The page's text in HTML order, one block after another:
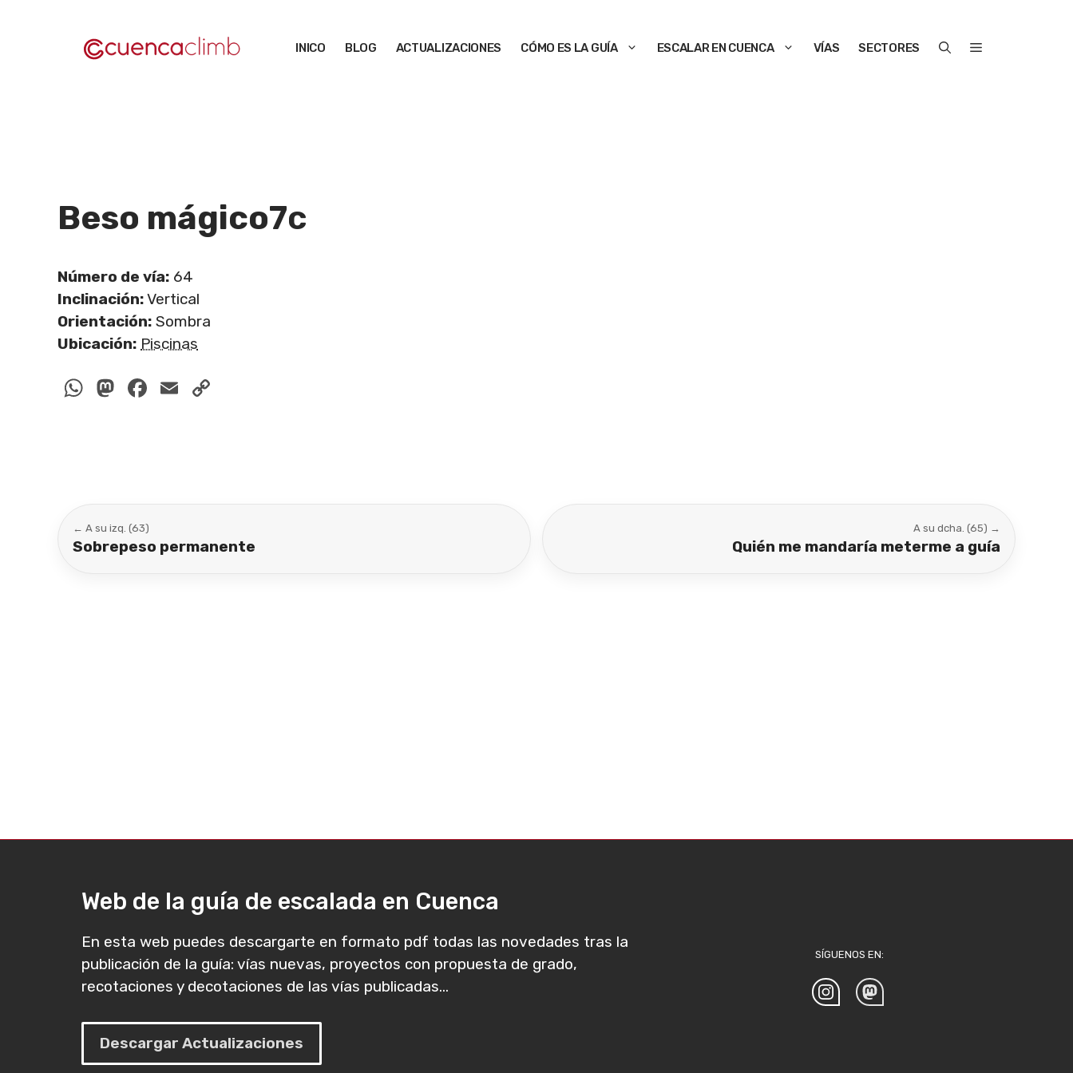
INICO BLOG ACTUALIZACIONES CÓMO ES LA GUÍA ESCALAR EN CUENCA VÍAS SECTORES
Beso mágico7c
Número de vía: 64
Inclinación:Vertical
Orientación: Sombra
Ubicación: Piscinas
WhatsApp
Mastodon
Facebook
Email
← A su izq. (63)
Sobrepeso permanente
A su dcha. (65) →
Quién me mandaría meterme a guía
Web de la guía de escalada en Cuenca
En esta web puedes descargarte en formato pdf todas las novedades tras la
publicación de la guía: vías nuevas, proyectos con propuesta de grado,
recotaciones y decotaciones de las vías publicadas...
Descargar Actualizaciones
SÍGUENOS EN: